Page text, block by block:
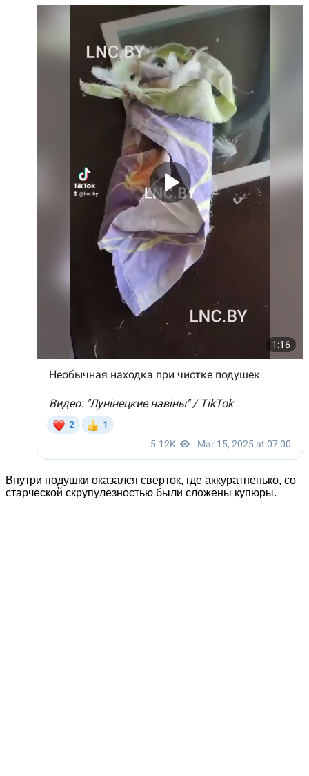
Внутри подушки оказался сверток, где аккуратненько, со
старческой скрупулезностью были сложены купюры.